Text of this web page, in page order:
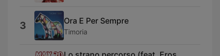
3 Ora E Per Sempre
Timoria